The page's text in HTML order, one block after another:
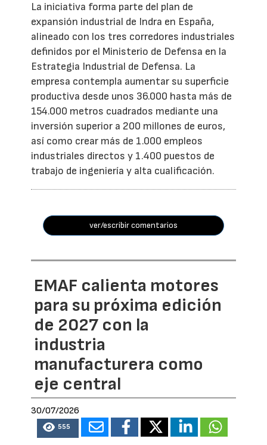
La iniciativa forma parte del plan de
expansión industrial de Indra en España,
alineado con los tres corredores industriales
definidos por el Ministerio de Defensa en la
Estrategia Industrial de Defensa. La
empresa contempla aumentar su superficie
productiva desde unos 36.000 hasta más de
154.000 metros cuadrados mediante una
inversión superior a 200 millones de euros,
así como crear más de 1.000 empleos
industriales directos y 1.400 puestos de
trabajo de ingeniería y alta cualificación.
ver/escribir comentarios
EMAF calienta motores
para su próxima edición
de 2027 con la
industria
manufacturera como
eje central
30/07/2026
555